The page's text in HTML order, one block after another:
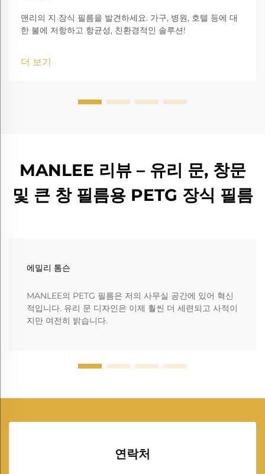
맨리의 지 장식 필름을 발견하세요. 가구, 병원, 호텔 등에 대
한 불에 저항하고 항균성, 친환경적인 솔루션!
더 보기
MANLEE 리뷰 – 유리 문, 창문
및 큰 창 필름용 PETG 장식 필름
에밀리 톰슨
MANLEE의 PETG 필름은 저의 사무실 공간에 있어 혁신
적입니다. 유리 문 디자인은 이제 훨씬 더 세련되고 사적이
지만 여전히 밝습니다.
연락처